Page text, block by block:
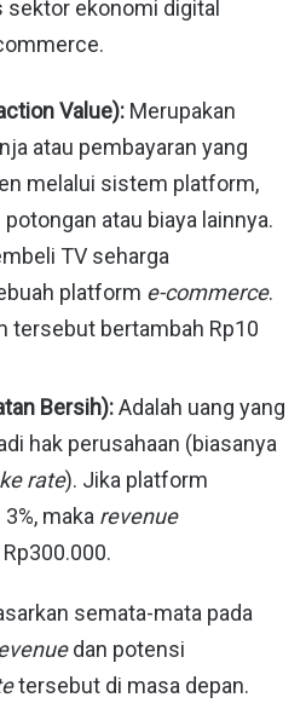
sektor ekonomi digital
Value): Merupakan
atau pembayaran yang
melalui sistem platform,
atau biaya lainnya.
TV seharga
platform e-commerce.
tersebut bertambah Rp10
Bersih):Adalah uang yang
hak perusahaan (biasanya
rate). Jika platform
maka revenue
semata-mata pada
dan potensi
tersebut di masa depan.